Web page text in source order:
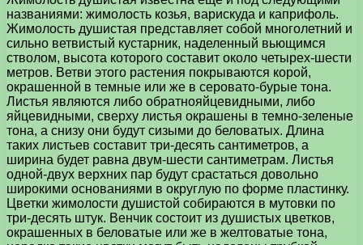
названиями: жимолость козья, варискуда и каприфоль.
Жимолость душистая представляет собой многолетний и
сильно ветвистый кустарник, наделенный вьющимся
стволом, высота которого составит около четырех-шести
метров. Ветви этого растения покрываются корой,
окрашенной в темные или же в серовато-бурые тона.
Листья являются либо обратнояйцевидными, либо
яйцевидными, сверху листья окрашены в темно-зеленые
тона, а снизу они будут сизыми до беловатых. Длина
таких листьев составит три-десять сантиметров, а
ширина будет равна двум-шести сантиметрам. Листья
одной-двух верхних пар будут срастаться довольно
широкими основаниями в округлую по форме пластинку.
Цветки жимолости душистой собираются в мутовки по
три-десять штук. Венчик состоит из душистых цветков,
окрашенных в беловатые или же в желтоватые тона,